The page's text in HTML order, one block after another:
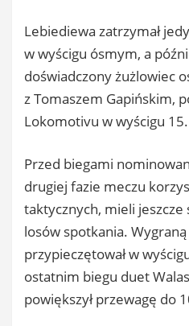
Lebiediewa zatrzymał
w wyścigu ósmym, a
doświadczony żużlowiec
z Tomaszem Gapińskim,
Lokomotivu w wyścigu 15.
Przed biegami
drugiej fazie meczu
taktycznych, mieli jeszcze
losów spotkania.
przypieczętował w
ostatnim biegu duet
powiększył przewagę do